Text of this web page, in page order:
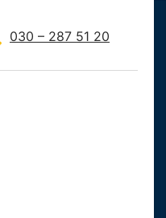
030 – 287 51 20